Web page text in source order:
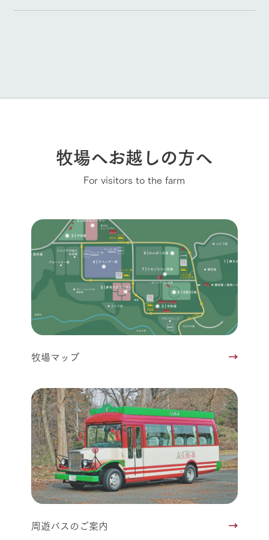
牧場へお越しの方へ
For visitors to the farm
牧場マップ
周遊バスのご案内